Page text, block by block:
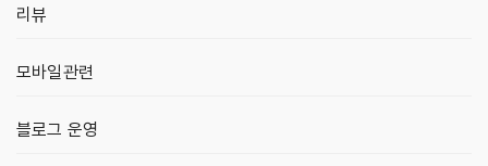
리뷰
모바일관련
블로그 운영